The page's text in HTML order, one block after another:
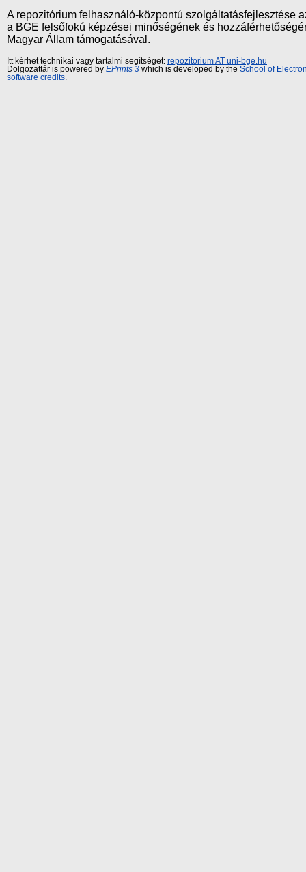
A repozitórium felhasználó-központú szolgáltatásfejlesztése
a BGE felsőfokú képzései minőségének és
Magyar Állam támogatásával.
Itt kérhet technikai vagy tartalmi segítséget: repozitorium AT uni-bge.hu
Dolgozattár is powered by EPrints 3 which is developed by the School of
software credits